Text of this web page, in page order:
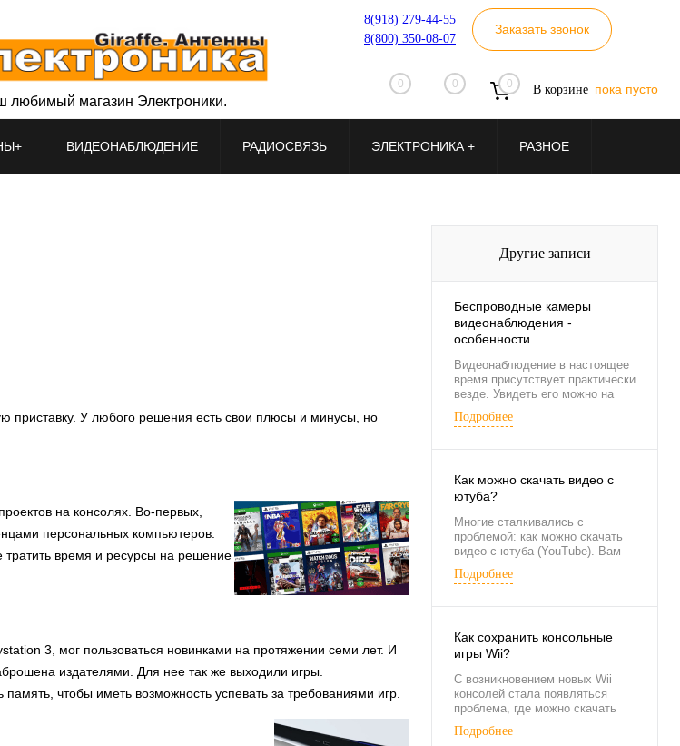
8(918) 279-44-55
8(800) 350-08-07
Заказать звонок
0 0 0 В корзине пока пусто
любимый магазин Электроники.
ВИДЕОНАБЛЮДЕНИЕ РАДИОСВЯЗЬ ЭЛЕКТРОНИКА + РАЗНОЕ
приставку. У любого решения есть свои плюсы и минусы, но
на консолях. Во-первых,
персональных компьютеров.
тратить время и ресурсы на решение
3, мог пользоваться новинками на протяжении семи лет. И
издателями. Для нее так же выходили игры.
чтобы иметь возможность успевать за требованиями игр.
Другие записи
Беспроводные камеры
видеонаблюдения -
особенности
Видеонаблюдение в настоящее
время присутствует практически
везде. Увидеть его можно на
частных территориях, в
подъездах и лифтах, на улицах,
Наиболее современными его
оснащенные беспроводными
камерами. Они обладают
повышающими
функциональность
видеонаблюдения.
Подробнее
Как можно скачать видео с
ютуба?
Многие сталкивались с
проблемой: как можно скачать
видео с ютуба (YouTube). Вам
понравился ролик, выложенный
на YouTube, захотелось
как это сделать? Хочу показать
скажу, что способов достаточно
много, но если вы будете знать
этого хватит.
Подробнее
Как сохранить консольные
игры Wii?
С возникновением новых Wii
консолей стала появляться
проблема, где можно скачать
игры для неё. Поиск программ в
локальной сети особого
Подробнее